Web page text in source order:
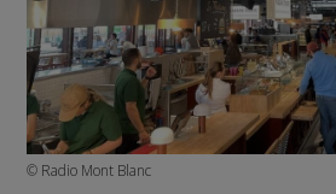
© Radio Mont Blanc